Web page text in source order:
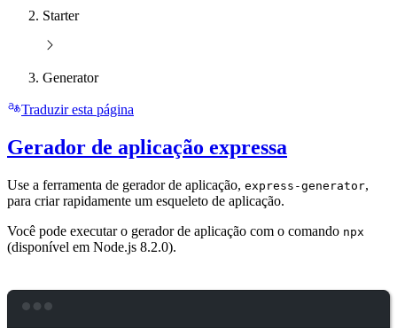
Starter
Generator
Traduzir esta página
Gerador de aplicação expressa
Use a ferramenta de gerador de aplicação, express-generator,
para criar rapidamente um esqueleto de aplicação.
Você pode executar o gerador de aplicação com o comando npx
(disponível em Node.js 8.2.0).